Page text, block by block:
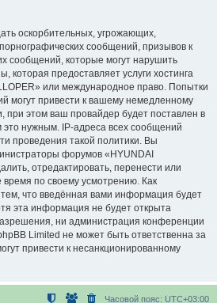
оскорбительных, угрожающих,
сообщений, призывов к
сообщений, которые могут нарушить
которая предоставляет услуги хостинга
или международное право. Попытки
могут привести к вашему немедленному
при этом ваш провайдер будет поставлен в
это нужным. IP-адреса всех сообщений
проведения такой политики. Вы
форумов «HYUNDAI
отредактировать, перенести или
по своему усмотрению. Как
что введённая вами информация будет
эта информация не будет открыта
ни администрация конференции
Limited не может быть ответственна за
привести к несанкционированному
Часовой пояс: UTC+03:00